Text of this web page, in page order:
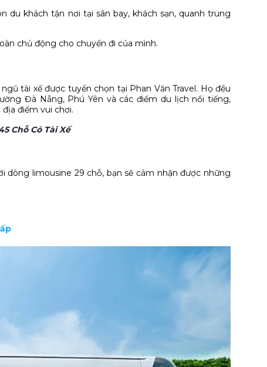
khách tận nơi tại sân bay, khách sạn, quanh trung
chủ động cho chuyến đi của mình.
tài xế được tuyển chọn tại Phan Văn Travel. Họ đều
Đà Nẵng, Phú Yên và các điểm du lịch nổi tiếng,
điểm vui chơi.
Chỗ Có Tài Xế
dòng limousine 29 chỗ, bạn sẽ cảm nhận được những